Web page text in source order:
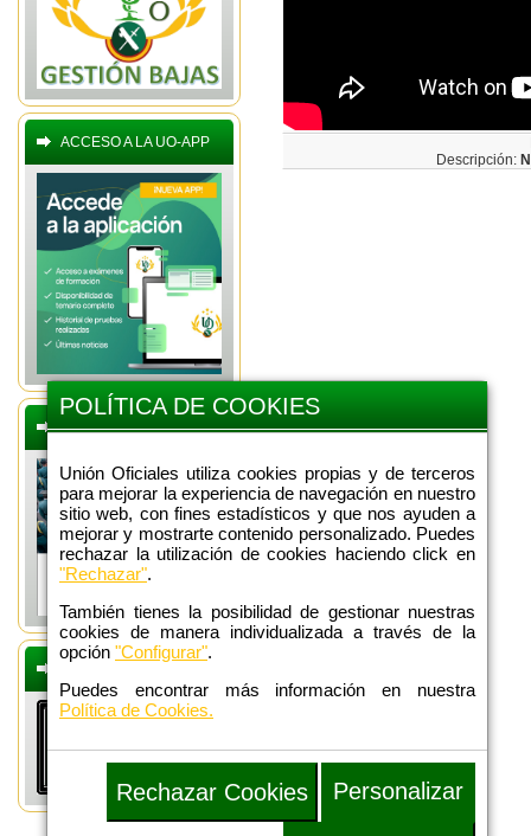
POLÍTICA DE COOKIES
Unión Oficiales utiliza cookies propias y de terceros
para mejorar la experiencia de navegación en nuestro
sitio web, con fines estadísticos y que nos ayuden a
mejorar y mostrarte contenido personalizado. Puedes
rechazar la utilización de cookies haciendo click en
"Rechazar".
También tienes la posibilidad de gestionar nuestras
cookies de manera individualizada a través de la
opción "Configurar".
Puedes encontrar más información en nuestra
Política de Cookies.
Rechazar Cookies Personalizar
ACCESO A LA UO-APP
BOLETINES OFERTAS
DEFENSA
Descripción: